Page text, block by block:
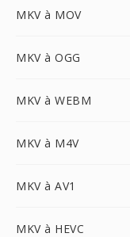
MKV à MOV
MKV à OGG
MKV à WEBM
MKV à M4V
MKV à AV1
MKV à HEVC